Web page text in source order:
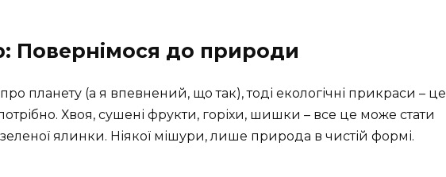
Повернімося до природи
планету (а я впевнений, що так), тоді екологічні прикраси – це
Хвоя, сушені фрукти, горіхи, шишки – все це може стати
ялинки. Ніякої мішури, лише природа в чистій формі.